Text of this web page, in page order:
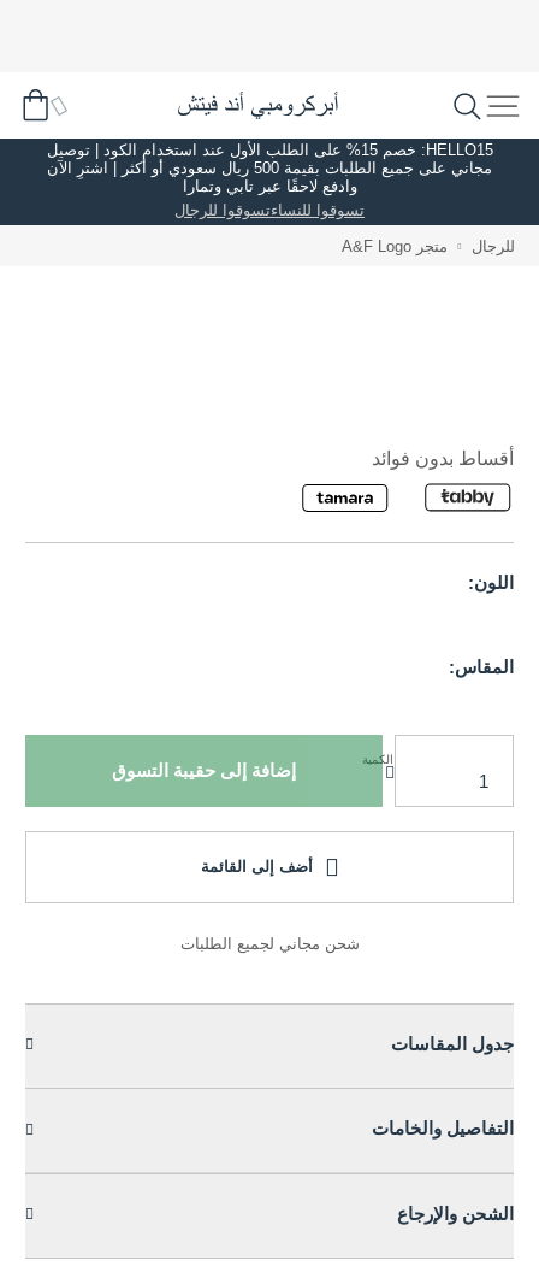
HELLO15: خصم 15% على الطلب الأول عند استخدام الكود | توصيل
مجاني على جميع الطلبات بقيمة 500 ريال سعودي أو أكثر | اشترِ الآن
وادفع لاحقًا عبر تابي وتمارا
تسوقوا للنساءتسوقوا للرجال
للرجال متجر A&F Logo
أقساط بدون فوائد
اللون:
المقاس:
الكمية
إضافة إلى حقيبة التسوق
أضف إلى القائمة
شحن مجاني لجميع الطلبات
جدول المقاسات
التفاصيل والخامات
الشحن والإرجاع